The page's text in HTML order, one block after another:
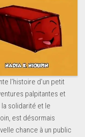
l’histoire d’un petit
palpitantes et
solidarité et le
est désormais
chance à un public